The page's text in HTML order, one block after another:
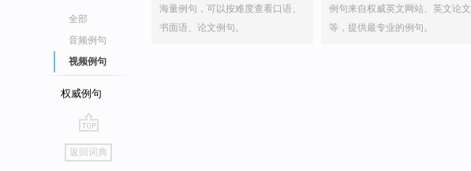
全部
音频例句
视频例句
权威例句
go
top
返回词典
海量例句，可以按难度查看口语、
书面语、论文例句。
例句来自权威英文网站、英文论文
等，提供最专业的例句。